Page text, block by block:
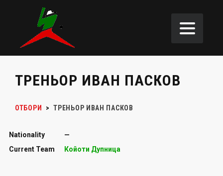
ТРЕНЬОР ИВАН ПАСКОВ
ОТБОРИ > ТРЕНЬОР ИВАН ПАСКОВ
Nationality
—
Current Team
Койоти Дупница